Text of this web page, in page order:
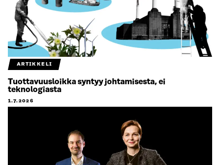
ARTIKKELI
Tuottavuusloikka syntyy johtamisesta, ei
teknologiasta
1.7.2026